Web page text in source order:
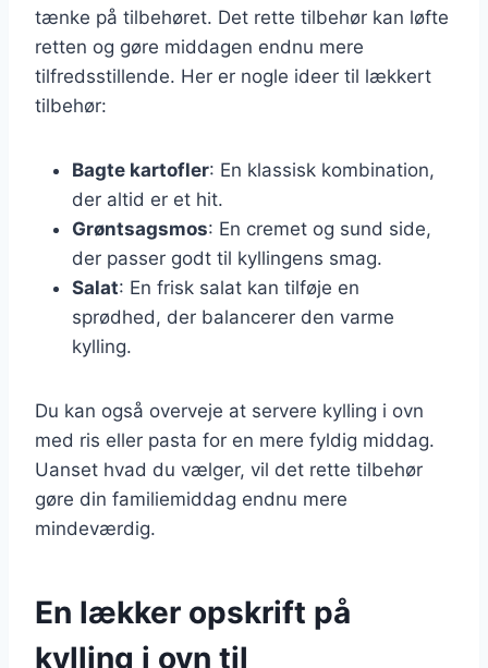
tænke på tilbehøret. Det rette tilbehør kan løfte
retten og gøre middagen endnu mere
tilfredsstillende. Her er nogle ideer til lækkert
tilbehør:
Bagte kartofler: En klassisk kombination,
der altid er et hit.
Grøntsagsmos: En cremet og sund side,
der passer godt til kyllingens smag.
Salat: En frisk salat kan tilføje en
sprødhed, der balancerer den varme
kylling.
Du kan også overveje at servere kylling i ovn
med ris eller pasta for en mere fyldig middag.
Uanset hvad du vælger, vil det rette tilbehør
gøre din familiemiddag endnu mere
mindeværdig.
En lækker opskrift på
kylling i ovn til